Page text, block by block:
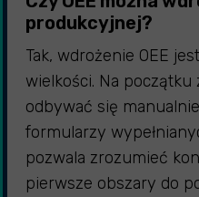
produkcyjnej?
Tak, wdrożenie OEE
wielkości. Na
odbywać się
formularzy
pozwala zrozumieć
pierwsze obszary do